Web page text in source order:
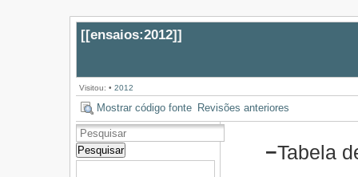
[[ensaios:2012]]
Visitou: • 2012
Mostrar código fonte Revisões anteriores
Pesquisar −Tabela